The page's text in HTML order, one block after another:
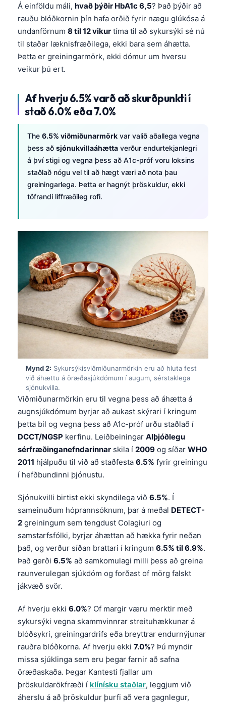
Á einföldu máli, hvað þýðir HbA1c 6,5? Það þýðir að
rauðu blóðkornin þín hafa orðið fyrir nægu glúkósa á
undanförnum 8 til 12 vikur tíma til að sykursýki sé nú
til staðar læknisfræðilega, ekki bara sem áhætta.
Þetta er greiningarmörk, ekki dómur um hversu
veikur þú ert.
Af hverju 6.5% varð að skurðpunkti í
stað 6.0% eða 7.0%
The 6.5% viðmiðunarmörk var valið aðallega vegna
þess að sjónukvillaáhætta verður endurtekjanlegri
á því stigi og vegna þess að A1c-próf voru loksins
staðlað nógu vel til að hægt væri að nota þau
greiningarlega. Þetta er hagnýt þröskuldur, ekki
töfrandi líffræðileg rofi.
Mynd 2: Sykursýkisviðmiðunarmörkin eru að hluta fest
við áhættu á öræðasjúkdómum í augum, sérstaklega
sjónukvilla.
Viðmiðunarmörkin eru til vegna þess að áhætta á
augnsjúkdómum byrjar að aukast skýrari í kringum
þetta bil og vegna þess að A1c-próf urðu staðlað í
DCCT/NGSP kerfinu. Leiðbeiningar Alþjóðlegu
sérfræðinganefndarinnar skila í 2009 og síðar WHO
2011 hjálpuðu til við að staðfesta 6.5% fyrir greiningu
í hefðbundinni þjónustu.
Sjónukvilli birtist ekki skyndilega við 6.5%. Í
sameinuðum hóprannsóknum, þar á meðal DETECT-
2 greiningum sem tengdust Colagiuri og
samstarfsfólki, byrjar áhættan að hækka fyrir neðan
það, og verður síðan brattari í kringum 6.5% til 6.9%.
Það gerði 6.5% að samkomulagi milli þess að greina
raunverulegan sjúkdóm og forðast of mörg falskt
jákvæð svör.
Af hverju ekki 6.0%? Of margir væru merktir með
sykursýki vegna skammvinnrar streituhækkunar á
blóðsykri, greiningardrifs eða breyttrar endurnýjunar
rauðra blóðkorna. Af hverju ekki 7.0%? Þú myndir
missa sjúklinga sem eru þegar farnir að safna
öræðaskaða. Þegar Kantesti fjallar um
þröskuldarökfræði í klínísku staðlar, leggjum við
áherslu á að þröskuldur þurfi að vera gagnlegur,